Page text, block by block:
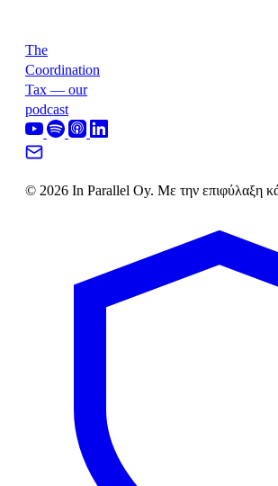
The
Coordination
Tax — our
podcast
© 2026 In Parallel Oy. Με την επιφύλαξη